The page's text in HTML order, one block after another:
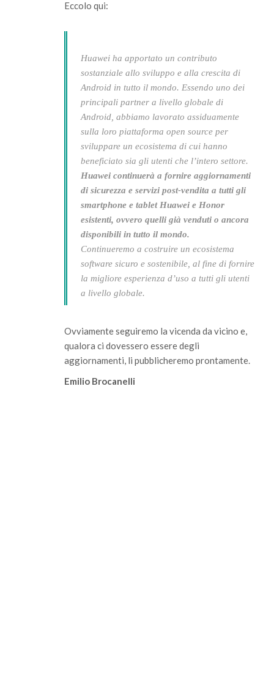
Eccolo qui:
Huawei ha apportato un contributo
sostanziale allo sviluppo e alla crescita di
Android in tutto il mondo. Essendo uno dei
principali partner a livello globale di
Android, abbiamo lavorato assiduamente
sulla loro piattaforma open source per
sviluppare un ecosistema di cui hanno
beneficiato sia gli utenti che l’intero settore.
Huawei continuerà a fornire aggiornamenti
di sicurezza e servizi post-vendita a tutti gli
smartphone e tablet Huawei e Honor
esistenti, ovvero quelli già venduti o ancora
disponibili in tutto il mondo.
Continueremo a costruire un ecosistema
software sicuro e sostenibile, al fine di fornire
la migliore esperienza d’uso a tutti gli utenti
a livello globale.
Ovviamente seguiremo la vicenda da vicino e,
qualora ci dovessero essere degli
aggiornamenti, li pubblicheremo prontamente.
Emilio Brocanelli